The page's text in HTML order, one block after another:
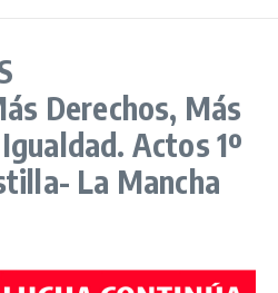
Derechos, Más
Actos 1º
La Mancha